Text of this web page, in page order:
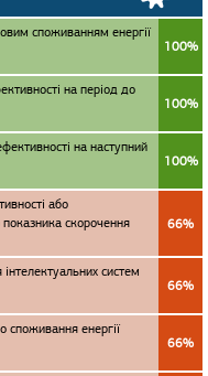
споживанням енергії
100%
на період до
100%
на наступний
100%
або
показника скорочення
66%
систем
66%
споживання енергії
66%